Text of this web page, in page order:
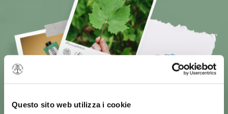
Questo sito web utilizza i cookie